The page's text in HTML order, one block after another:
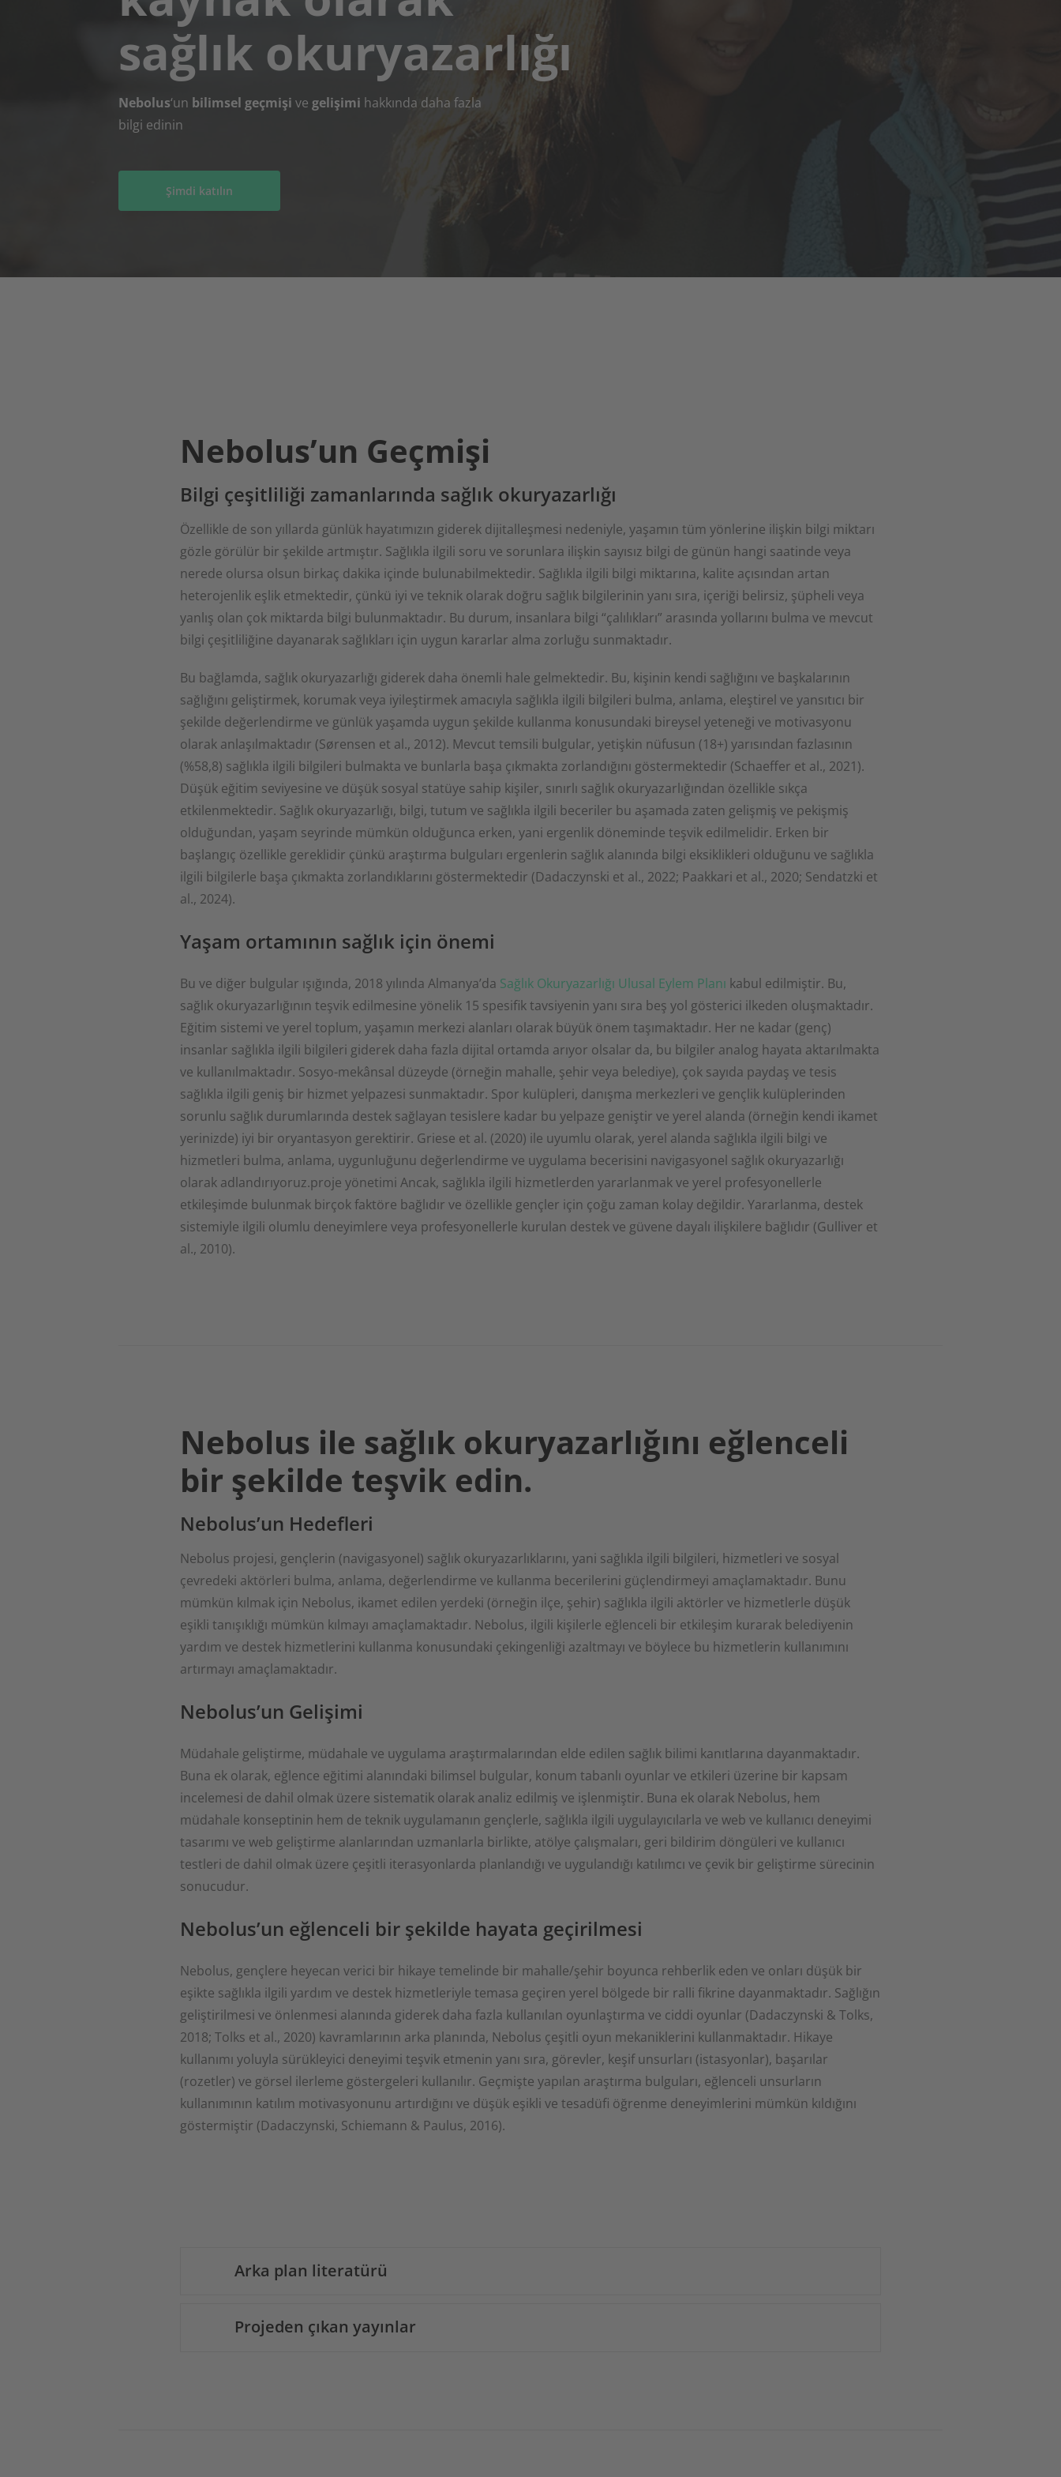
sağlık okuryazarlığı
Nebolus‘un bilimsel geçmişi ve gelişimi hakkında daha fazla
bilgi edinin
Şimdi katılın
Nebolus’un Geçmişi
Bilgi çeşitliliği zamanlarında sağlık okuryazarlığı
Özellikle de son yıllarda günlük hayatımızın giderek dijitalleşmesi nedeniyle, yaşamın tüm yönlerine ilişkin bilgi miktarı
gözle görülür bir şekilde artmıştır. Sağlıkla ilgili soru ve sorunlara ilişkin sayısız bilgi de günün hangi saatinde veya
nerede olursa olsun birkaç dakika içinde bulunabilmektedir. Sağlıkla ilgili bilgi miktarına, kalite açısından artan
heterojenlik eşlik etmektedir, çünkü iyi ve teknik olarak doğru sağlık bilgilerinin yanı sıra, içeriği belirsiz, şüpheli veya
yanlış olan çok miktarda bilgi bulunmaktadır. Bu durum, insanlara bilgi “çalılıkları” arasında yollarını bulma ve mevcut
bilgi çeşitliliğine dayanarak sağlıkları için uygun kararlar alma zorluğu sunmaktadır.
Bu bağlamda, sağlık okuryazarlığı giderek daha önemli hale gelmektedir. Bu, kişinin kendi sağlığını ve başkalarının
sağlığını geliştirmek, korumak veya iyileştirmek amacıyla sağlıkla ilgili bilgileri bulma, anlama, eleştirel ve yansıtıcı bir
şekilde değerlendirme ve günlük yaşamda uygun şekilde kullanma konusundaki bireysel yeteneği ve motivasyonu
olarak anlaşılmaktadır (Sørensen et al., 2012). Mevcut temsili bulgular, yetişkin nüfusun (18+) yarısından fazlasının
(%58,8) sağlıkla ilgili bilgileri bulmakta ve bunlarla başa çıkmakta zorlandığını göstermektedir (Schaeffer et al., 2021).
Düşük eğitim seviyesine ve düşük sosyal statüye sahip kişiler, sınırlı sağlık okuryazarlığından özellikle sıkça
etkilenmektedir. Sağlık okuryazarlığı, bilgi, tutum ve sağlıkla ilgili beceriler bu aşamada zaten gelişmiş ve pekişmiş
olduğundan, yaşam seyrinde mümkün olduğunca erken, yani ergenlik döneminde teşvik edilmelidir. Erken bir
başlangıç özellikle gereklidir çünkü araştırma bulguları ergenlerin sağlık alanında bilgi eksiklikleri olduğunu ve sağlıkla
ilgili bilgilerle başa çıkmakta zorlandıklarını göstermektedir (Dadaczynski et al., 2022; Paakkari et al., 2020; Sendatzki et
al., 2024).
Yaşam ortamının sağlık için önemi
Bu ve diğer bulgular ışığında, 2018 yılında Almanya’da Sağlık Okuryazarlığı Ulusal Eylem Planı kabul edilmiştir. Bu,
sağlık okuryazarlığının teşvik edilmesine yönelik 15 spesifik tavsiyenin yanı sıra beş yol gösterici ilkeden oluşmaktadır.
Eğitim sistemi ve yerel toplum, yaşamın merkezi alanları olarak büyük önem taşımaktadır. Her ne kadar (genç)
insanlar sağlıkla ilgili bilgileri giderek daha fazla dijital ortamda arıyor olsalar da, bu bilgiler analog hayata aktarılmakta
ve kullanılmaktadır. Sosyo-mekânsal düzeyde (örneğin mahalle, şehir veya belediye), çok sayıda paydaş ve tesis
sağlıkla ilgili geniş bir hizmet yelpazesi sunmaktadır. Spor kulüpleri, danışma merkezleri ve gençlik kulüplerinden
sorunlu sağlık durumlarında destek sağlayan tesislere kadar bu yelpaze geniştir ve yerel alanda (örneğin kendi ikamet
yerinizde) iyi bir oryantasyon gerektirir. Griese et al. (2020) ile uyumlu olarak, yerel alanda sağlıkla ilgili bilgi ve
hizmetleri bulma, anlama, uygunluğunu değerlendirme ve uygulama becerisini navigasyonel sağlık okuryazarlığı
olarak adlandırıyoruz.proje yönetimi Ancak, sağlıkla ilgili hizmetlerden yararlanmak ve yerel profesyonellerle
etkileşimde bulunmak birçok faktöre bağlıdır ve özellikle gençler için çoğu zaman kolay değildir. Yararlanma, destek
sistemiyle ilgili olumlu deneyimlere veya profesyonellerle kurulan destek ve güvene dayalı ilişkilere bağlıdır (Gulliver et
al., 2010).
Nebolus ile sağlık okuryazarlığını eğlenceli
bir şekilde teşvik edin.
Nebolus’un Hedefleri
Nebolus projesi, gençlerin (navigasyonel) sağlık okuryazarlıklarını, yani sağlıkla ilgili bilgileri, hizmetleri ve sosyal
çevredeki aktörleri bulma, anlama, değerlendirme ve kullanma becerilerini güçlendirmeyi amaçlamaktadır. Bunu
mümkün kılmak için Nebolus, ikamet edilen yerdeki (örneğin ilçe, şehir) sağlıkla ilgili aktörler ve hizmetlerle düşük
eşikli tanışıklığı mümkün kılmayı amaçlamaktadır. Nebolus, ilgili kişilerle eğlenceli bir etkileşim kurarak belediyenin
yardım ve destek hizmetlerini kullanma konusundaki çekingenliği azaltmayı ve böylece bu hizmetlerin kullanımını
artırmayı amaçlamaktadır.
Nebolus’un Gelişimi
Müdahale geliştirme, müdahale ve uygulama araştırmalarından elde edilen sağlık bilimi kanıtlarına dayanmaktadır.
Buna ek olarak, eğlence eğitimi alanındaki bilimsel bulgular, konum tabanlı oyunlar ve etkileri üzerine bir kapsam
incelemesi de dahil olmak üzere sistematik olarak analiz edilmiş ve işlenmiştir. Buna ek olarak Nebolus, hem
müdahale konseptinin hem de teknik uygulamanın gençlerle, sağlıkla ilgili uygulayıcılarla ve web ve kullanıcı deneyimi
tasarımı ve web geliştirme alanlarından uzmanlarla birlikte, atölye çalışmaları, geri bildirim döngüleri ve kullanıcı
testleri de dahil olmak üzere çeşitli iterasyonlarda planlandığı ve uygulandığı katılımcı ve çevik bir geliştirme sürecinin
sonucudur.
Nebolus’un eğlenceli bir şekilde hayata geçirilmesi
Nebolus, gençlere heyecan verici bir hikaye temelinde bir mahalle/şehir boyunca rehberlik eden ve onları düşük bir
eşikte sağlıkla ilgili yardım ve destek hizmetleriyle temasa geçiren yerel bölgede bir ralli fikrine dayanmaktadır. Sağlığın
geliştirilmesi ve önlenmesi alanında giderek daha fazla kullanılan oyunlaştırma ve ciddi oyunlar (Dadaczynski & Tolks,
2018; Tolks et al., 2020) kavramlarının arka planında, Nebolus çeşitli oyun mekaniklerini kullanmaktadır. Hikaye
kullanımı yoluyla sürükleyici deneyimi teşvik etmenin yanı sıra, görevler, keşif unsurları (istasyonlar), başarılar
(rozetler) ve görsel ilerleme göstergeleri kullanılır. Geçmişte yapılan araştırma bulguları, eğlenceli unsurların
kullanımının katılım motivasyonunu artırdığını ve düşük eşikli ve tesadüfi öğrenme deneyimlerini mümkün kıldığını
göstermiştir (Dadaczynski, Schiemann & Paulus, 2016).
Arka plan literatürü
Projeden çıkan yayınlar